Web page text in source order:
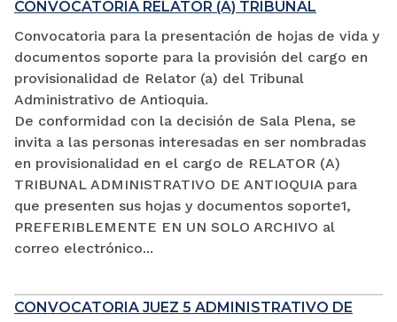
CONVOCATORIA RELATOR (A) TRIBUNAL
Convocatoria para la presentación de hojas de vida y
documentos soporte para la provisión del cargo en
provisionalidad de Relator (a) del Tribunal
Administrativo de Antioquia.
De conformidad con la decisión de Sala Plena, se
invita a las personas interesadas en ser nombradas
en provisionalidad en el cargo de RELATOR (A)
TRIBUNAL ADMINISTRATIVO DE ANTIOQUIA para
que presenten sus hojas y documentos soporte1,
PREFERIBLEMENTE EN UN SOLO ARCHIVO al
correo electrónico...
CONVOCATORIA JUEZ 5 ADMINISTRATIVO DE